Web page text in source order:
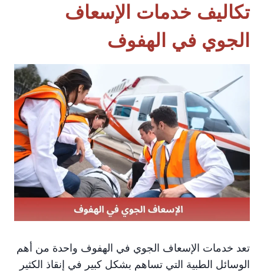
تكاليف خدمات الإسعاف
الجوي في الهفوف
تعد خدمات الإسعاف الجوي في الهفوف واحدة من أهم
الوسائل الطبية التي تساهم بشكل كبير في إنقاذ الكثير